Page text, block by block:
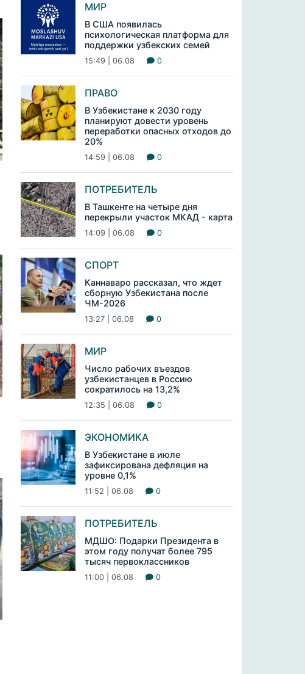
МИР
В США появилась
психологическая платформа для
поддержки узбекских семей
15:49 | 06.08 0
ПРАВО
В Узбекистане к 2030 году
планируют довести уровень
переработки опасных отходов до
20%
14:59 | 06.08 0
ПОТРЕБИТЕЛЬ
В Ташкенте на четыре дня
перекрыли участок МКАД - карта
14:09 | 06.08 0
СПОРТ
Каннаваро рассказал, что ждет
сборную Узбекистана после
ЧМ-2026
13:27 | 06.08 0
МИР
Число рабочих въездов
узбекистанцев в Россию
сократилось на 13,2%
12:35 | 06.08 0
ЭКОНОМИКА
В Узбекистане в июле
зафиксирована дефляция на
уровне 0,1%
11:52 | 06.08 0
ПОТРЕБИТЕЛЬ
МДШО: Подарки Президента в
этом году получат более 795
тысяч первоклассников
11:00 | 06.08 0